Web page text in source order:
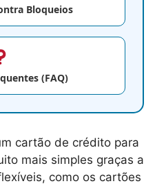
Bloqueios
(FAQ)
cartão de crédito para
mais simples graças a
como os cartões